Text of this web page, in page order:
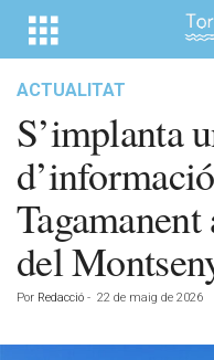
ACTUALITAT
S’implanta
del
Por Redacció - 22 de maig de 2026